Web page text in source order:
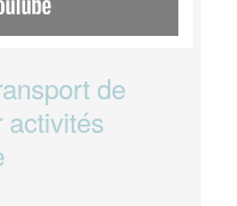
de
activités